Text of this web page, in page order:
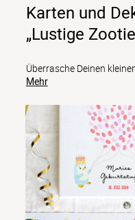
Karten und
„Lustige
Überrasche Deinen
Mehr